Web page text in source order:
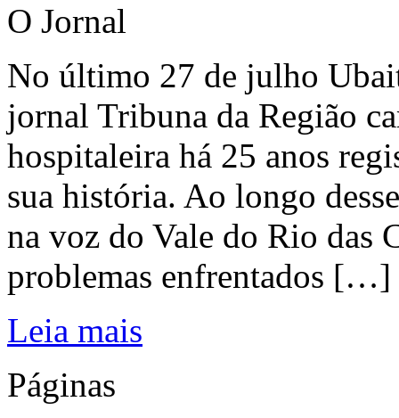
O Jornal
No último 27 de julho
jornal Tribuna da Região
hospitaleira há 25 anos
sua história. Ao longo
na voz do Vale do Rio das
problemas enfrentados […]
Leia mais
Páginas